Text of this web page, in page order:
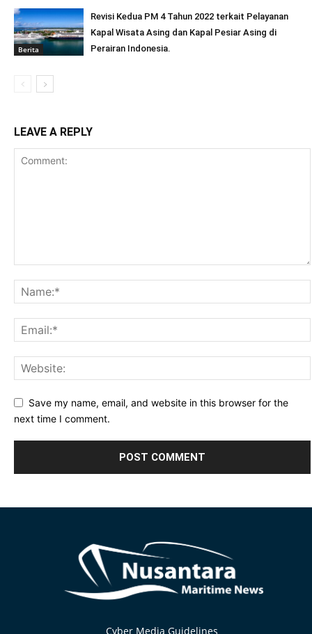
Berita
Revisi Kedua PM 4 Tahun 2022 terkait Pelayanan
Kapal Wisata Asing dan Kapal Pesiar Asing di
Perairan Indonesia.
LEAVE A REPLY
Save my name, email, and website in this browser for the
next time I comment.
Cyber Media Guidelines